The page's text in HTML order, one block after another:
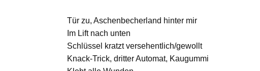
Tür zu, Aschenbecherland hinter mir
Im Lift nach unten
Schlüssel kratzt versehentlich/gewollt
Knack-Trick, dritter Automat, Kaugummi